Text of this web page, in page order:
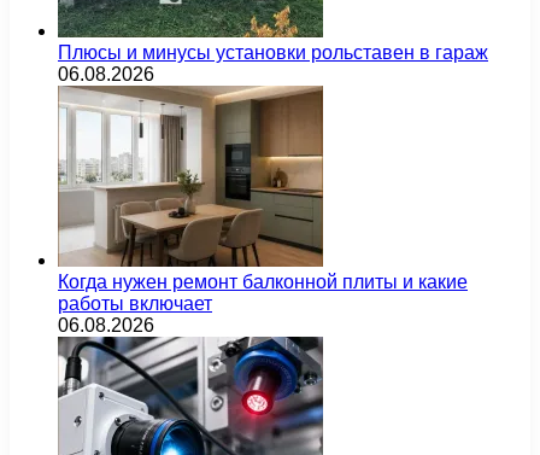
Плюсы и минусы установки рольставен в гараж
06.08.2026
Когда нужен ремонт балконной плиты и какие
работы включает
06.08.2026